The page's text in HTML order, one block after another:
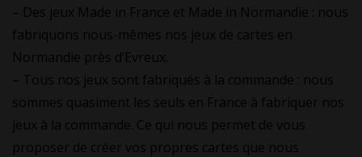
– Des jeux Made in France et Made in Normandie : nous
fabriquons nous-mêmes nos jeux de cartes en
Normandie près d’Evreux.
– Tous nos jeux sont fabriqués à la commande : nous
sommes quasiment les seuls en France à fabriquer nos
jeux à la commande. Ce qui nous permet de vous
proposer de créer vos propres cartes que nous